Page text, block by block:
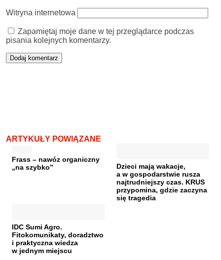
Witryna internetowa
Zapamiętaj moje dane w tej przeglądarce podczas
pisania kolejnych komentarzy.
ARTYKUŁY POWIĄZANE
Frass – nawóz organiczny
„na szybko”
Dzieci mają wakacje,
a w gospodarstwie rusza
najtrudniejszy czas. KRUS
przypomina, gdzie zaczyna
się tragedia
IDC Sumi Agro.
Fitokomunikaty, doradztwo
i praktyczna wiedza
w jednym miejscu